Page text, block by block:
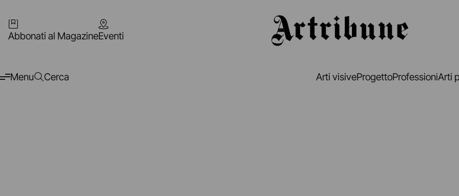
Abbonati al MagazineEventi
Menu Cerca Arti visiveProgettoProfessioniArti